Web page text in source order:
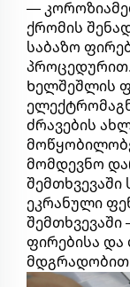
—
ქრომის
საბაზო
პროცედურით.
Ხელშეშლის
ძრავების
მომდევნო
შემთხვევაში
ეკრანული
ფირებისა
მდგრადობით